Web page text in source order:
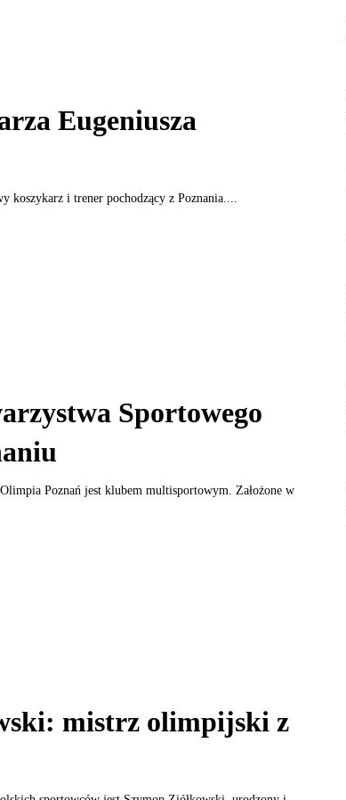
Eugeniusza
koszykarz i trener pochodzący z Poznania....
Sportowego
Poznań jest klubem multisportowym. Założone w
mistrz olimpijski z